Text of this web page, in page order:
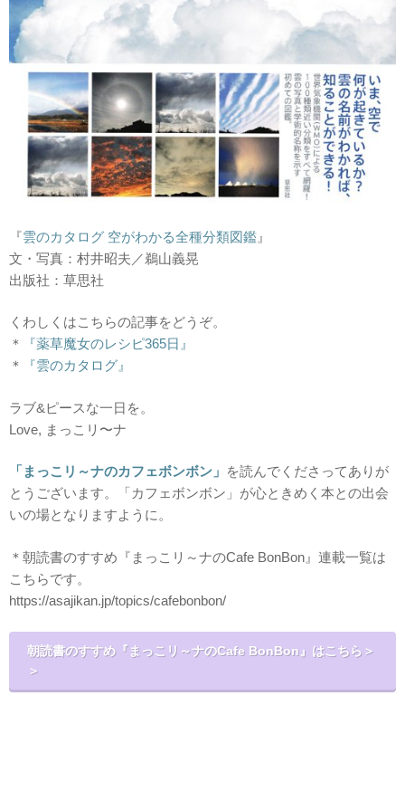
『雲のカタログ 空がわかる全種分類図鑑 』
文・写真：村井昭夫／鵜山義晃
出版社：草思社
くわしくはこちらの記事をどうぞ。
＊
『薬草魔女のレシピ365日』
＊
『雲のカタログ』
ラブ&ピースな一日を。
Love, まっこリ〜ナ
「まっこリ～ナのカフェボンボン」 を読んでくださってありが
とうございます。「カフェボンボン」が心ときめく本との出会
いの場となりますように。
＊朝読書のすすめ『まっこリ～ナのCafe BonBon』連載一覧は
こちらです。
https://asajikan.jp/topics/cafebonbon/
朝読書のすすめ『まっこリ～ナのCafe BonBon』はこちら＞
＞